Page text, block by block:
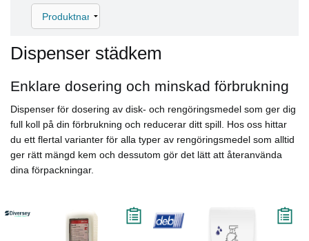
Dispenser städkem
Enklare dosering och minskad förbrukning
Dispenser för dosering av disk- och rengöringsmedel som ger dig
full koll på din förbrukning och reducerar ditt spill. Hos oss hittar
du ett flertal varianter för alla typer av rengöringsmedel som alltid
ger rätt mängd kem och dessutom gör det lätt att återanvända
dina förpackningar.